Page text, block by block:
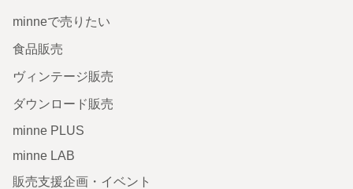
minneで売りたい
食品販売
ヴィンテージ販売
ダウンロード販売
minne PLUS
minne LAB
販売支援企画・イベント